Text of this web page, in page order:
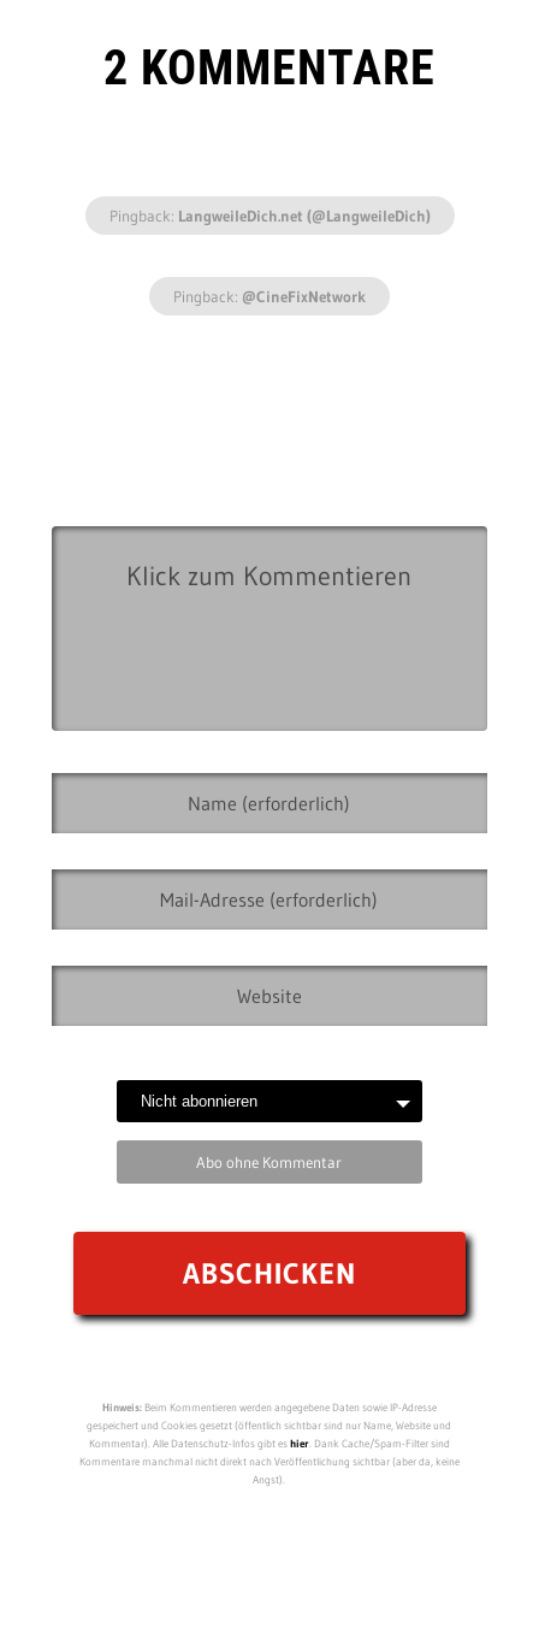
2 KOMMENTARE
Pingback: LangweileDich.net (@LangweileDich)
Pingback: @CineFixNetwork
Abo ohne Kommentar
Hinweis:Beim Kommentieren werden angegebene Daten sowie IP-Adresse
gespeichert und Cookies gesetzt (öffentlich sichtbar sind nur Name, Website und
Kommentar). Alle Datenschutz-Infos gibt eshier. Dank Cache/Spam-Filter sind
Kommentare manchmal nicht direkt nach Veröffentlichung sichtbar (aber da, keine
Angst).